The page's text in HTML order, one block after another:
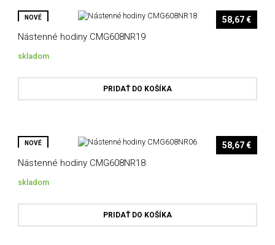
NOVÉ
Nástenné hodiny CMG608NR19
skladom
58,67 €
PRIDAŤ DO KOŠÍKA
NOVÉ
Nástenné hodiny CMG608NR18
skladom
58,67 €
PRIDAŤ DO KOŠÍKA